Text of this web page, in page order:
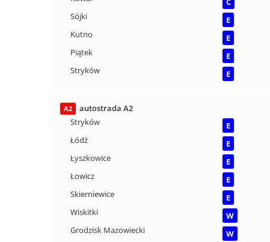
Sójki
E
Kutno
E
Piątek
E
Stryków
E
A2
autostrada A2
Stryków
E
Łódź
E
Łyszkowice
E
Łowicz
E
Skierniewice
E
Wiskitki
W
Grodzisk Mazowiecki
W